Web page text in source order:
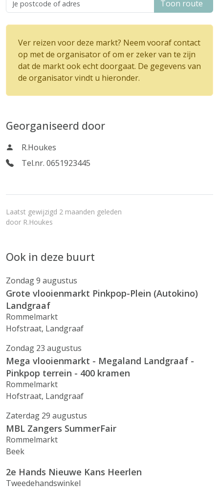
Toon route
Ver reizen voor deze markt? Neem vooraf contact
op met de organisator of om er zeker van te zijn
dat de markt ook echt doorgaat. De gegevens van
de organisator vindt u hieronder.
Georganiseerd door
R.Houkes
Tel.nr. 0651923445
Laatst gewijzigd 2 maanden geleden
door R.Houkes
Ook in deze buurt
Zondag 9 augustus
Grote vlooienmarkt Pinkpop-Plein (Autokino)
Landgraaf
Rommelmarkt
Hofstraat, Landgraaf
Zondag 23 augustus
Mega vlooienmarkt - Megaland Landgraaf -
Pinkpop terrein - 400 kramen
Rommelmarkt
Hofstraat, Landgraaf
Zaterdag 29 augustus
MBL Zangers SummerFair
Rommelmarkt
Beek
2e Hands Nieuwe Kans Heerlen
Tweedehandswinkel